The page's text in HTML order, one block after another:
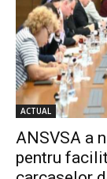
ACTUAL
ANSVSA a
pentru